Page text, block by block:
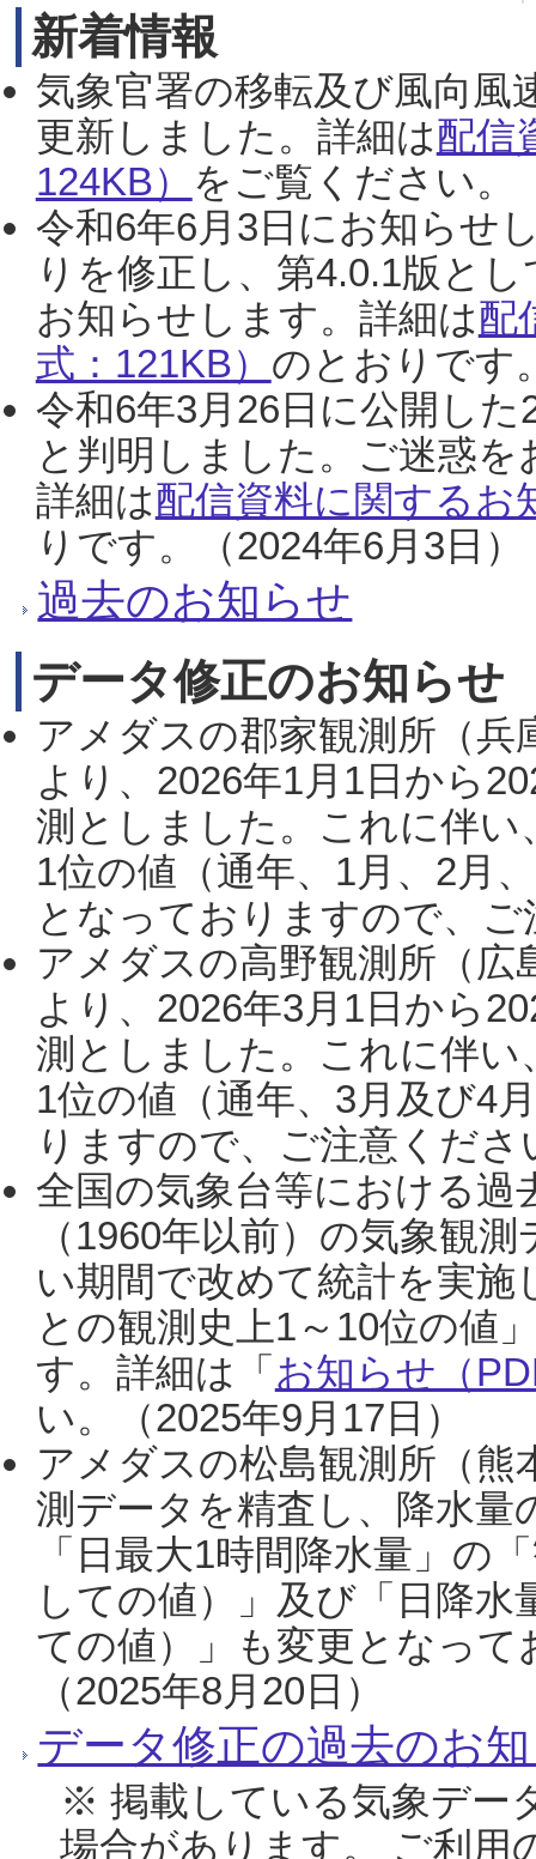
新着情報
気象官署の移転及び風向風
更新しました。詳細は配信
124KB） をご覧ください。
令和6年6月3日にお知らせ
りを修正し、第4.0.1版と
お知らせします。詳細は配
式：121KB） のとおりです
令和6年3月26日に公開し
と判明しました。ご迷惑
詳細は配信資料に関するお
りです。（2024年6月3日）
過去のお知らせ
データ修正のお知らせ
アメダスの郡家観測所（
より、2026年1月1日から
測としました。これに伴い
1位の値（通年、1月、2月
となっておりますので、
アメダスの高野観測所（
より、2026年3月1日から
測としました。これに伴い
1位の値（通年、3月及び4
りますので、ご注意くだ
全国の気象台等における過
（1960年以前）の気象観
い期間で改めて統計を実
との観測史上1～10位の値
す。詳細は「 お知らせ（
い。（2025年9月17日）
アメダスの松島観測所（熊
測データを精査し、降水
「日最大1時間降水量」の
しての値）」及び「日降
ての値）」も変更となっ
（2025年8月20日）
データ修正の過去のお
※ 掲載している気象デー
場合があります。 ご利用